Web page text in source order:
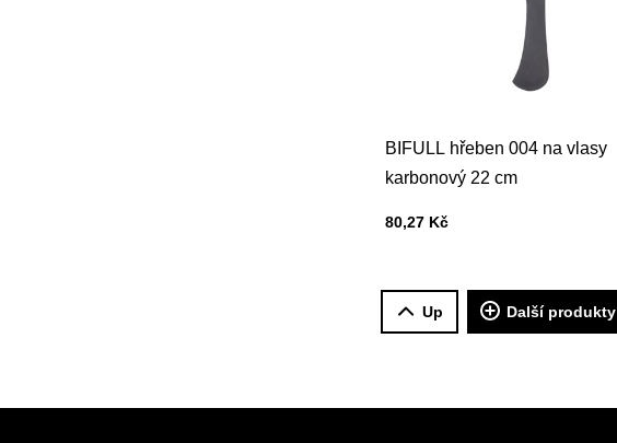
BIFULL hřeben 004 na vlasy
karbonový 22 cm
Cena s DPH
80,27 Kč
Up Další produkty